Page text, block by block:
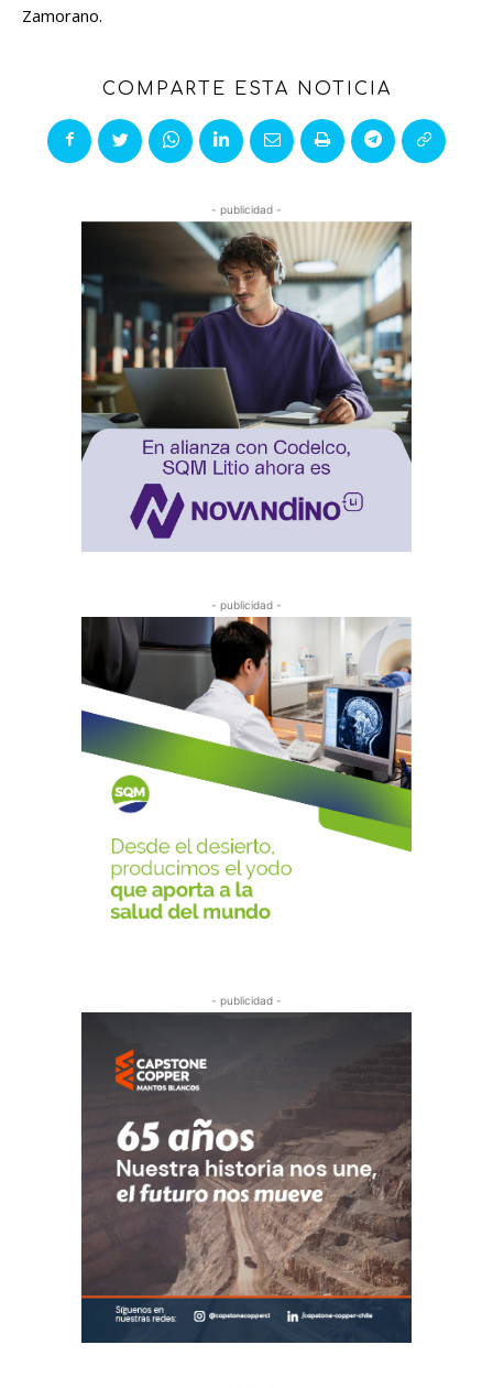
Zamorano.
COMPARTE ESTA NOTICIA
- publicidad -
- publicidad -
- publicidad -